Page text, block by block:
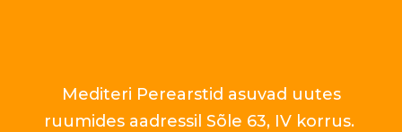
Mediteri Perearstid asuvad uutes
ruumides aadressil Sõle 63, IV korrus.